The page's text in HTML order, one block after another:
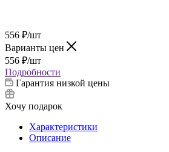
556 ₽/шт
Варианты цен
556 ₽/шт
Подробности
Гарантия низкой цены
Хочу подарок
Характеристики
Описание